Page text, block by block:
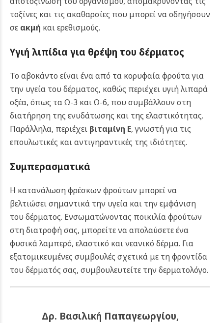
τοξίνες και τις ακαθαρσίες που μπορεί να οδηγήσουν
σε ακμή και ερεθισμούς.
Υγιή λιπίδια για θρέψη του δέρματος
Το αβοκάντο είναι ένα από τα κορυφαία φρούτα για
την υγεία του δέρματος, καθώς περιέχει υγιή λιπαρά
οξέα, όπως τα Ω-3 και Ω-6, που συμβάλλουν στη
διατήρηση της ενυδάτωσης και της ελαστικότητας.
Παράλληλα, περιέχει βιταμίνη Ε, γνωστή για τις
επουλωτικές και αντιγηραντικές της ιδιότητες.
Συμπερασματικά
Η κατανάλωση φρέσκων φρούτων μπορεί να
βελτιώσει σημαντικά την υγεία και την εμφάνιση
του δέρματος. Ενσωματώνοντας ποικιλία φρούτων
στη διατροφή σας, μπορείτε να απολαύσετε ένα
φυσικά λαμπερό, ελαστικό και νεανικό δέρμα. Για
εξατομικευμένες συμβουλές σχετικά με τη φροντίδα
του δέρματός σας, συμβουλευτείτε την δερματολόγο.
Δρ. Βασιλική Παπαγεωργίου,